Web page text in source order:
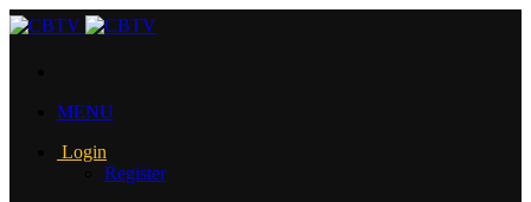
MENU
Login
Register